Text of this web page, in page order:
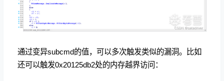
通过变异subcmd的值，可以多次触发类似的漏洞。比如
还可以触发0x20125db2处的内存越界访问：